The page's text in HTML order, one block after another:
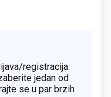
registracija.
jedan od
se u par brzih